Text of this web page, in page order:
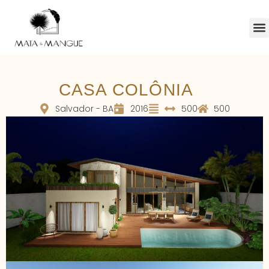
CASA COLÔNIA
Salvador - BA 2016 500 500